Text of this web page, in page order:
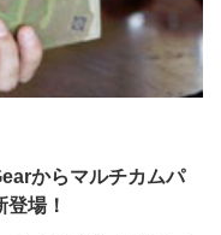
からマルチカムパ
場！